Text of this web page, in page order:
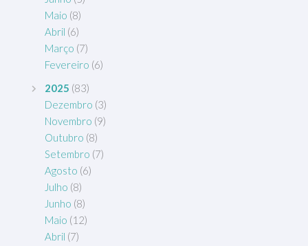
Maio (8)
Abril (6)
Março (7)
Fevereiro (6)
2025 (83)
Dezembro (3)
Novembro (9)
Outubro (8)
Setembro (7)
Agosto (6)
Julho (8)
Junho (8)
Maio (12)
Abril (7)